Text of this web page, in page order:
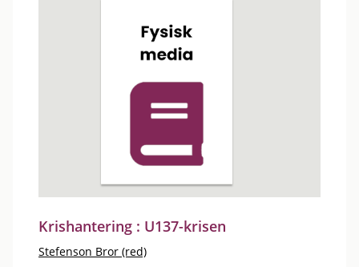
Krishantering : U137-krisen
Stefenson Bror (red)